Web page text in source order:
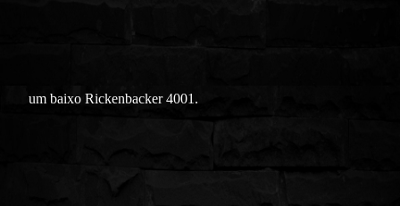
um baixo Rickenbacker 4001.